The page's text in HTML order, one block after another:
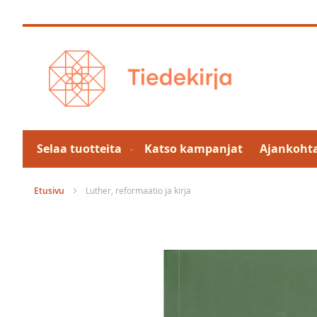
to
Selaa tuotteita Katso kampanjat
Etusivu Luther, reformaatio ja kirja